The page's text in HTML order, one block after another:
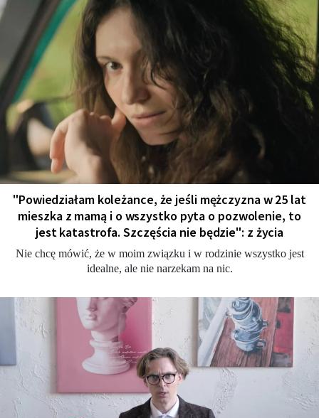
"Powiedziałam koleżance, że jeśli mężczyzna w 25 lat
mieszka z mamą i o wszystko pyta o pozwolenie, to
jest katastrofa. Szczęścia nie będzie": z życia
Nie chcę mówić, że w moim związku i w rodzinie wszystko jest
idealne, ale nie narzekam na nic.